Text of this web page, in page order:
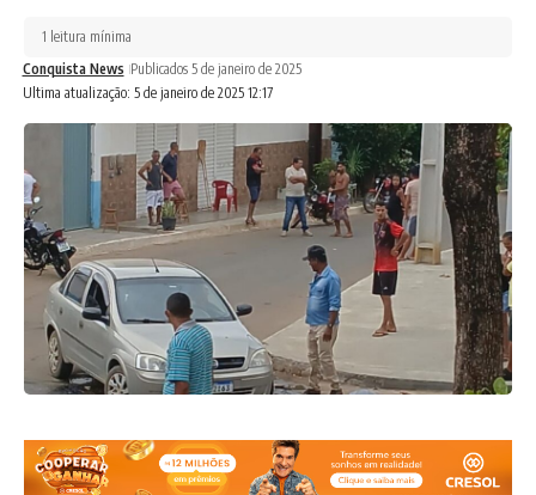
Ultima atualização: 5 de janeiro de 2025 12:17
Conquista News Publicados 5 de janeiro de 2025
1 leitura mínima